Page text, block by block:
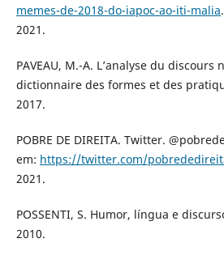
memes-de-2018-do-iapoc-ao-iti-malia
2021.
PAVEAU, M.-A. L’analyse du discours
dictionnaire des formes et des
2017.
POBRE DE DIREITA. Twitter.
em: https://twitter.com/
2021.
POSSENTI, S. Humor, língua e
2010.